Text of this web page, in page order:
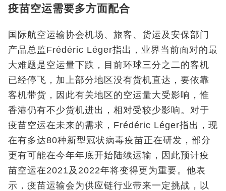
疫苗空运需要多方面配合
国际航空运输协会机场、旅客、货运及安保部门
产品总监Frédéric Léger指出，业界当前面对的最
大难题是空运量下跌，目前环球三分之二的客机
已经停飞，加上部分地区没有货机直达，要依靠
客机带货，因此有关地区的空运量大受影响，惟
香港仍有不少货机进出，相对受较少影响。对于
疫苗空运在未来的需求，Frédéric Léger指出，现
在有多达80种新型冠状病毒疫苗正在研发，部分
更有可能在今年年底开始陆续运输，因此预计疫
苗空运在2021及2022年将变得更为重要。他表
示，疫苗运输会为供应链行业带来一定挑战，以